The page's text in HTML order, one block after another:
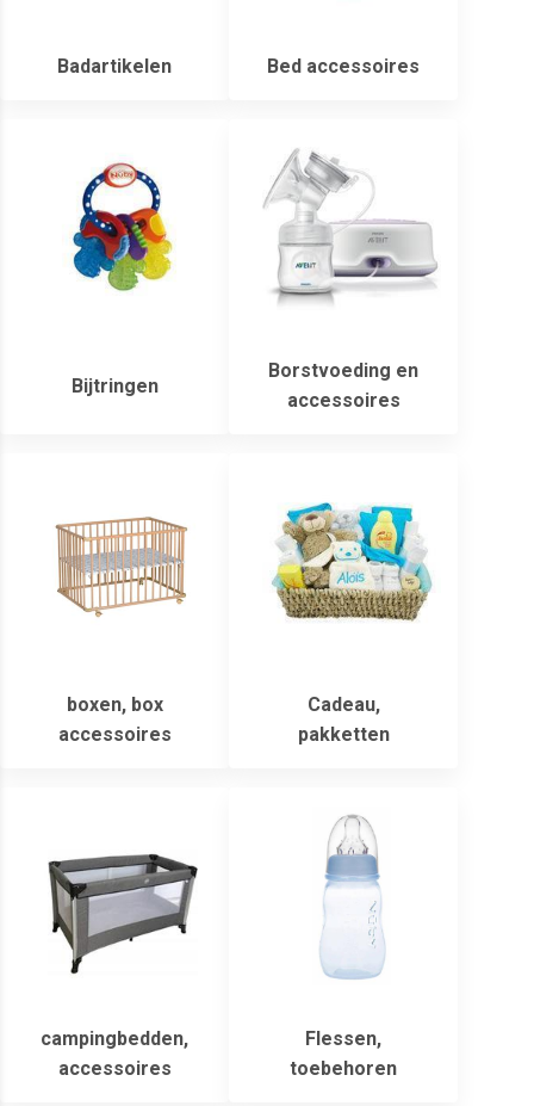
Badartikelen Bed accessoires
Bijtringen
Borstvoeding en
accessoires
boxen, box
accessoires
Cadeau,
pakketten
campingbedden,
accessoires
Flessen,
toebehoren